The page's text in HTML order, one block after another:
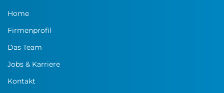
Home
Firmenprofil
Das Team
Jobs & Karriere
Kontakt